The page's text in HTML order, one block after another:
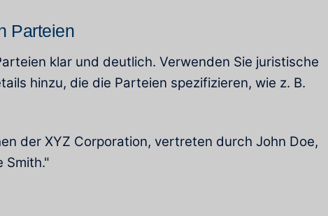
Parteien
klar und deutlich. Verwenden Sie juristische
hinzu, die die Parteien spezifizieren, wie z. B.
der XYZ Corporation, vertreten durch John Doe,
Smith."